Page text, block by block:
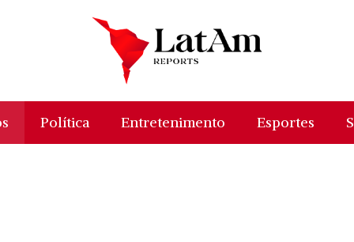
Política Entretenimento Esportes